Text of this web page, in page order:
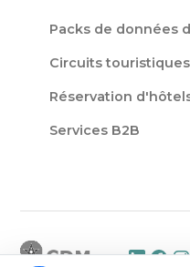
Packs de données
Circuits touristiques
Réservation
Services B2B